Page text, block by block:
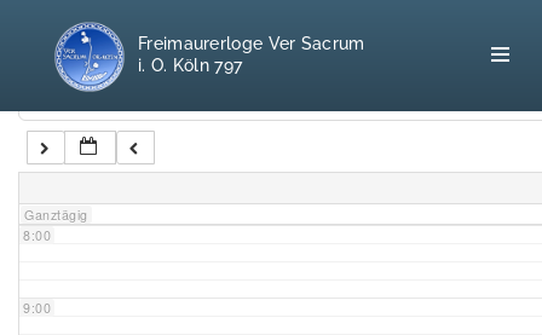
100 F.A.Q.
Freimaurerloge Ver Sacrum
i. O. Köln 797
Kategorien
Ganztägig
7:00
8:00
9:00